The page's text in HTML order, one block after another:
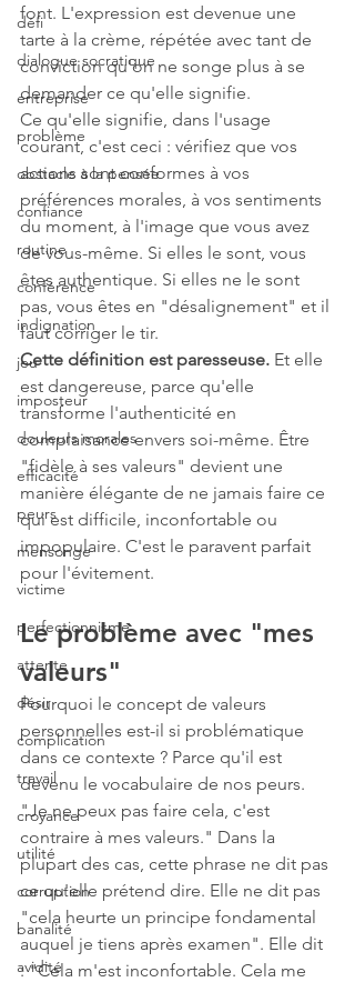
défi
dialogue socratique
entreprise
problème
obstacle à la pensée
confiance
routine
conférence
indignation
jeu
imposteur
douleurs morales
efficacité
peurs
mensonge
victime
perfectionnisme
attente
désir
complication
travail
croyance
utilité
corruption
banalité
avidité
font. L'expression est devenue une
tarte à la crème, répétée avec tant de
conviction qu'on ne songe plus à se
demander ce qu'elle signifie.
Ce qu'elle signifie, dans l'usage
courant, c'est ceci : vérifiez que vos
actions sont conformes à vos
préférences morales, à vos sentiments
du moment, à l'image que vous avez
de vous-même. Si elles le sont, vous
êtes authentique. Si elles ne le sont
pas, vous êtes en "désalignement" et il
faut corriger le tir.
Cette définition est paresseuse. Et elle
est dangereuse, parce qu'elle
transforme l'authenticité en
complaisance envers soi-même. Être
"fidèle à ses valeurs" devient une
manière élégante de ne jamais faire ce
qui est difficile, inconfortable ou
impopulaire. C'est le paravent parfait
pour l'évitement.
Le problème avec "mes
valeurs"
Pourquoi le concept de valeurs
personnelles est-il si problématique
dans ce contexte ? Parce qu'il est
devenu le vocabulaire de nos peurs.
"Je ne peux pas faire cela, c'est
contraire à mes valeurs." Dans la
plupart des cas, cette phrase ne dit pas
ce qu'elle prétend dire. Elle ne dit pas
"cela heurte un principe fondamental
auquel je tiens après examen". Elle dit
: "Cela m'est inconfortable. Cela me